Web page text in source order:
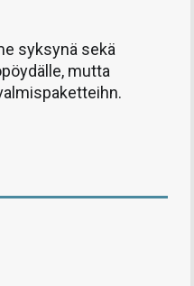
syksynä sekä
mutta